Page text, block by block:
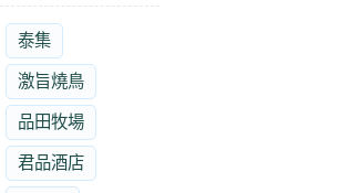
泰集
激旨燒鳥
品田牧場
君品酒店